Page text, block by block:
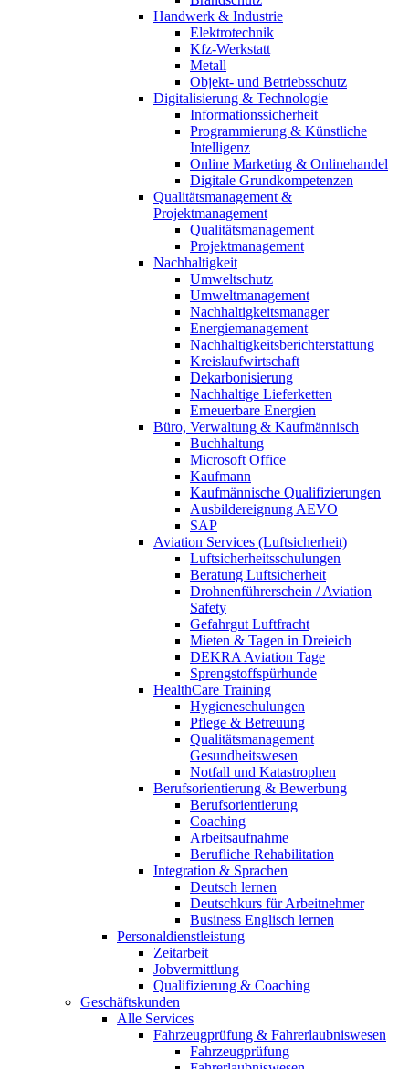
Handwerk & Industrie
Elektrotechnik
Kfz-Werkstatt
Metall
Objekt- und Betriebsschutz
Digitalisierung & Technologie
Informationssicherheit
Programmierung & Künstliche
Intelligenz
Online Marketing & Onlinehandel
Digitale Grundkompetenzen
Qualitätsmanagement &
Projektmanagement
Qualitätsmanagement
Projektmanagement
Nachhaltigkeit
Umweltschutz
Umweltmanagement
Nachhaltigkeitsmanager
Energiemanagement
Nachhaltigkeitsberichterstattung
Kreislaufwirtschaft
Dekarbonisierung
Nachhaltige Lieferketten
Erneuerbare Energien
Büro, Verwaltung & Kaufmännisch
Buchhaltung
Microsoft Office
Kaufmann
Kaufmännische Qualifizierungen
Ausbildereignung AEVO
SAP
Aviation Services (Luftsicherheit)
Luftsicherheitsschulungen
Beratung Luftsicherheit
Drohnenführerschein / Aviation
Safety
Gefahrgut Luftfracht
Mieten & Tagen in Dreieich
DEKRA Aviation Tage
Sprengstoffspürhunde
HealthCare Training
Hygieneschulungen
Pflege & Betreuung
Qualitätsmanagement
Gesundheitswesen
Notfall und Katastrophen
Berufsorientierung & Bewerbung
Berufsorientierung
Coaching
Arbeitsaufnahme
Berufliche Rehabilitation
Integration & Sprachen
Deutsch lernen
Deutschkurs für Arbeitnehmer
Business Englisch lernen
Personaldienstleistung
Zeitarbeit
Jobvermittlung
Qualifizierung & Coaching
Geschäftskunden
Alle Services
Fahrzeugprüfung & Fahrerlaubniswesen
Fahrzeugprüfung